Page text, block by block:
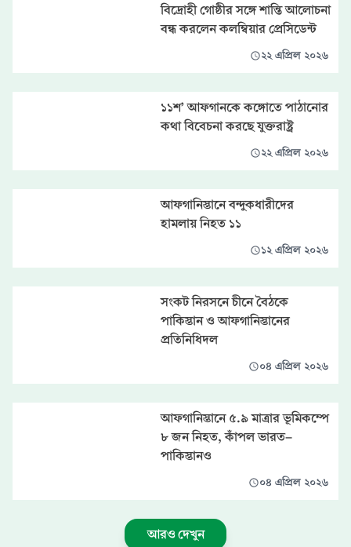
বিদ্রোহী গোষ্ঠীর সঙ্গে শান্তি আলোচনা
বন্ধ করলেন কলম্বিয়ার প্রেসিডেন্ট
২২ এপ্রিল ২০২৬
১১শ’ আফগানকে কঙ্গোতে পাঠানোর
কথা বিবেচনা করছে যুক্তরাষ্ট্র
২২ এপ্রিল ২০২৬
আফগানিস্তানে বন্দুকধারীদের
হামলায় নিহত ১১
১২ এপ্রিল ২০২৬
সংকট নিরসনে চীনে বৈঠকে
পাকিস্তান ও আফগানিস্তানের
প্রতিনিধিদল
০৪ এপ্রিল ২০২৬
আফগানিস্তানে ৫.৯ মাত্রার ভূমিকম্পে
৮ জন নিহত, কাঁপল ভারত-
পাকিস্তানও
০৪ এপ্রিল ২০২৬
আরও দেখুন